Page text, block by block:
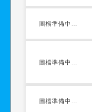
圖檔準備中...
圖檔準備中...
圖檔準備中...